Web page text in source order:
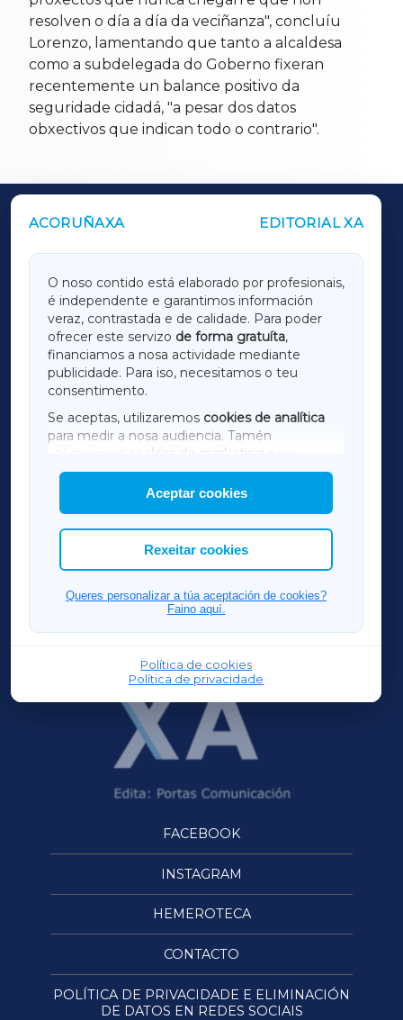
resolven o día a día da veciñanza", concluíu
Lorenzo, lamentando que tanto a alcaldesa
como a subdelegada do Goberno fixeran
recentemente un balance positivo da
seguridade cidadá, "a pesar dos datos
obxectivos que indican todo o contrario".
ACORUÑAXA EDITORIAL XA
O noso contido está elaborado por profesionais,
é independente e garantimos información
veraz, contrastada e de calidade. Para poder
ofrecer este servizo de forma gratuíta,
financiamos a nosa actividade mediante
publicidade. Para iso, necesitamos o teu
consentimento.
Se aceptas, utilizaremos cookies de analítica
para medir a nosa audiencia. Tamén
utilizaremos
cookies de marketing
mostrar publicidade de terceiros.
Así mesmo, podes personalizar a elección das
cookies que desexas permitir.
Aceptar cookies
Rexeitar cookies
Queres personalizar a túa aceptación de cookies?
Faino aquí.
Política de cookies
Política de privacidade
OUTROS PERIÓDICOS
LUGOXA
TERRACHAXA
AMARIÑAXA
RIBEIRASACRAXA
ACORUÑAXA
FERROLXA
OURENSEXA
FACEBOOK
INSTAGRAM
HEMEROTECA
CONTACTO
POLÍTICA DE PRIVACIDADE E ELIMINACIÓN
DE DATOS EN REDES SOCIAIS